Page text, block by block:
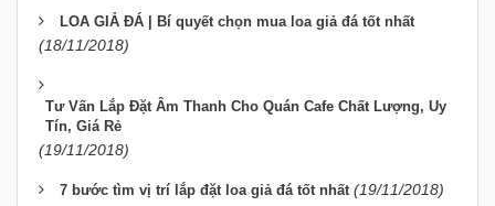
LOA GIẢ ĐÁ | Bí quyết chọn mua loa giả đá tốt nhất
(18/11/2018)
Tư Vấn Lắp Đặt Âm Thanh Cho Quán Cafe Chất Lượng, Uy
Tín, Giá Rẻ
(19/11/2018)
7 bước tìm vị trí lắp đặt loa giả đá tốt nhất (19/11/2018)